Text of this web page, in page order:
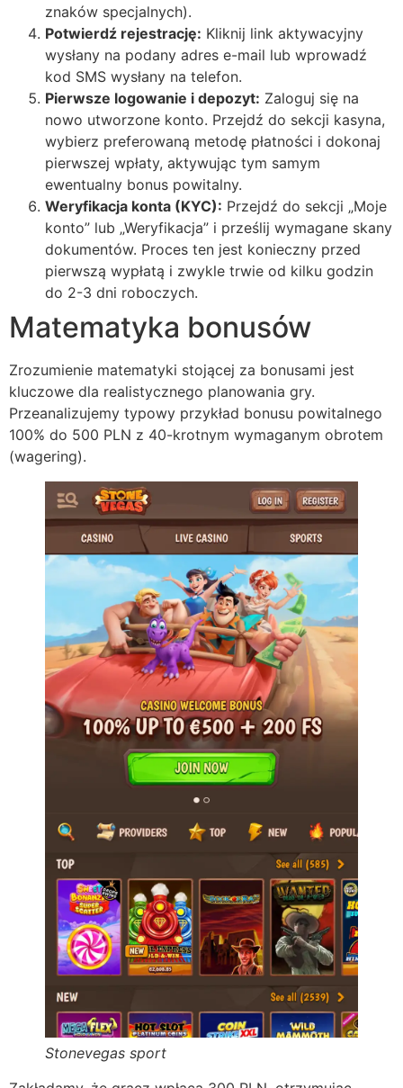
znaków specjalnych).
Potwierdź rejestrację: Kliknij link aktywacyjny
wysłany na podany adres e-mail lub wprowadź
kod SMS wysłany na telefon.
Pierwsze logowanie i depozyt: Zaloguj się na
nowo utworzone konto. Przejdź do sekcji kasyna,
wybierz preferowaną metodę płatności i dokonaj
pierwszej wpłaty, aktywując tym samym
ewentualny bonus powitalny.
Weryfikacja konta (KYC): Przejdź do sekcji „Moje
konto” lub „Weryfikacja” i prześlij wymagane skany
dokumentów. Proces ten jest konieczny przed
pierwszą wypłatą i zwykle trwie od kilku godzin
do 2-3 dni roboczych.
Matematyka bonusów
Zrozumienie matematyki stojącej za bonusami jest
kluczowe dla realistycznego planowania gry.
Przeanalizujemy typowy przykład bonusu powitalnego
100% do 500 PLN z 40-krotnym wymaganym obrotem
(wagering).
Stonevegas sport